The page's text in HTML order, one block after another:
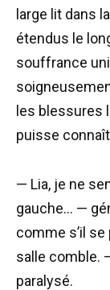
large lit dans
étendus le
souffrance
les blessures
puisse
— Lia, je ne
gauche… —
comme s’il
salle comble.
paralysé.